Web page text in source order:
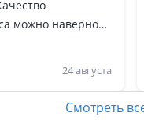
можно наверное
понравился,
в среднем 12-
дешевый в
5-6 млн в
24 августа
Смотреть